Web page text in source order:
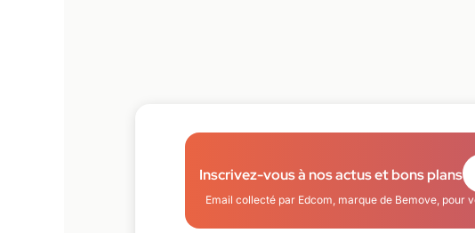
Inscrivez-vous à nos actus et bons plans
Email collecté par Edcom, marque de Bemove, pour